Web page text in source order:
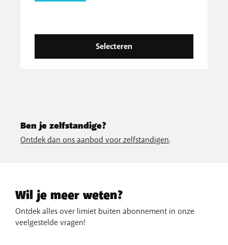
Selecteren
Ben je zelfstandige?
Ontdek dan ons aanbod voor zelfstandigen.
Wil je meer weten?
Ontdek alles over limiet buiten abonnement in onze
veelgestelde vragen!